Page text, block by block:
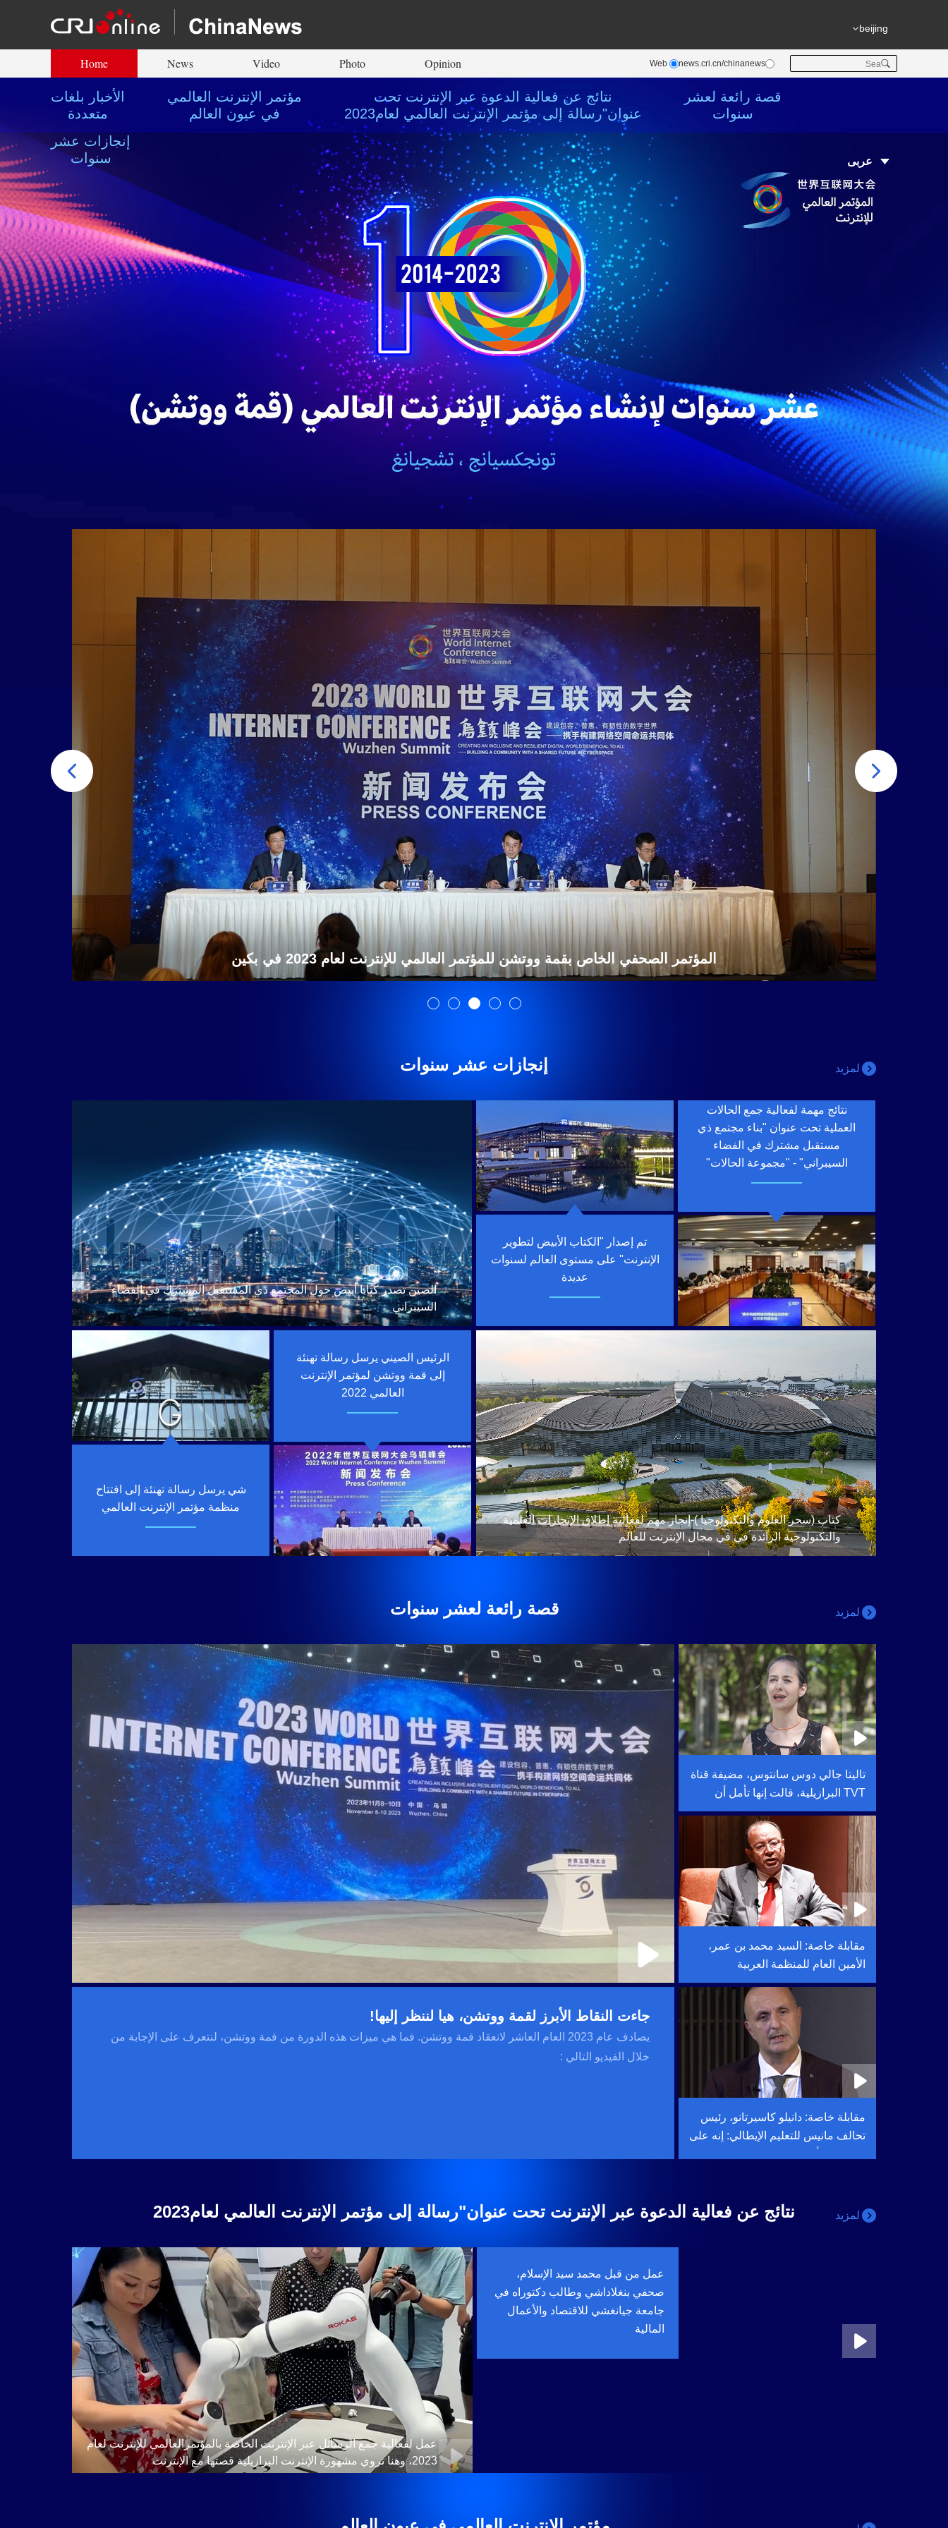
beijing
Home News Video Photo Opinion Web news.cri.cn/chinanews
الأخبار بلغات
متعددة
مؤتمر الإنترنت العالمي
في عيون العالم
نتائج عن فعالية الدعوة عبر الإنترنت تحت
عنوان"رسالة إلى مؤتمر الإنترنت العالمي لعام2023
قصة رائعة لعشر
سنوات
إنجازات عشر
سنوات
عربى
المؤتمر الصحفي الخاص بقمة ووتشن للمؤتمر العالمي للإنترنت لعام 2023 في بكين
إنجازات عشر سنوات لمزيد
الصين تصدر كتابا أبيض حول المجتمع ذي المستقبل المشترك في الفضاء
السيبراني
تم إصدار "الكتاب الأبيض لتطوير
الإنترنت" على مستوى العالم لسنوات
عديدة
نتائج مهمة لفعالية جمع الحالات
العملية تحت عنوان "بناء مجتمع ذي
مستقبل مشترك في الفضاء
السيبراني" - "مجموعة الحالات"
شي يرسل رسالة تهنئة إلى افتتاح
منظمة مؤتمر الإنترنت العالمي
الرئيس الصيني يرسل رسالة تهنئة
إلى قمة ووتشن لمؤتمر الإنترنت
العالمي 2022
كتاب (سحر العلوم والتكنولوجيا )-إنجاز مهم لفعالية إطلاق الإنجازات العلمية
والتكنولوجية الرائدة في في مجال الإنترنت للعالم
قصة رائعة لعشر سنوات لمزيد
جاءت النقاط الأبرز لقمة ووتشن، هيا لننظر إليها!
يصادف عام 2023 العام العاشر لانعقاد قمة ووتشن. فما هي ميزات هذه الدورة من قمة ووتشن، لنتعرف على الإجابة من
خلال الفيديو التالي :
تاليتا جالي دوس سانتوس، مضيفة قناة
TVT البرازيلية، قالت إنها تأمل أن
"تحقق قمة ووتشن الكثير من التقدم
من حيث البيئة الرقمية التي نريدها من
خلال الكثير من تصادمات التفكير"
مقابلة خاصة: السيد محمد بن عمر،
الأمين العام للمنظمة العربية
لتكنولوجيا المعلومات والاتصالات: لقد
أثرت الثورة العلمية والتكنولوجية
الرابعة على جميع دول العالم
مقابلة خاصة: دانيلو كاسيرتانو، رئيس
تحالف مانيس للتعليم الإيطالي: إنه على
محل الاتصال بين الإنسان والطبيعة
نتائج عن فعالية الدعوة عبر الإنترنت تحت عنوان"رسالة إلى مؤتمر الإنترنت العالمي لعام2023 لمزيد
عمل لفعالية جمع الرسائل عبر الإنترنت الخاصة بالمؤتمرالعالمي للإنترنت لعام
2023، وهنا تروي مشهورة الإنترنت البرازيلية قصتها مع الإنترنت
عمل من قبل محمد سيد الإسلام،
صحفي بنغلاداشي وطالب دكتوراه في
جامعة جيانغشي للاقتصاد والأعمال
المالية